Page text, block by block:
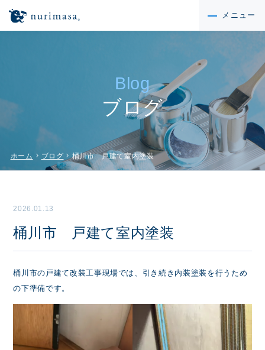
メニュー
Blog
ブログ
ホーム chevron_right ブログ chevron_right桶川市 戸建て室内塗装
2026.01.13
桶川市 戸建て室内塗装
桶川市の戸建て改装工事現場では、引き続き内装塗装を行うため
の下準備です。